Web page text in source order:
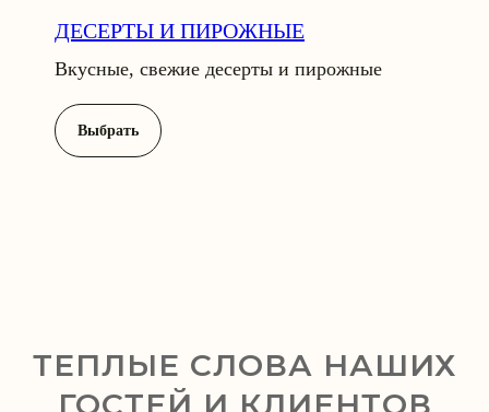
ДЕСЕРТЫ И ПИРОЖНЫЕ
Вкусные, свежие десерты и пирожные
Выбрать
ТЕПЛЫЕ СЛОВА НАШИХ
ГОСТЕЙ И КЛИЕНТОВ